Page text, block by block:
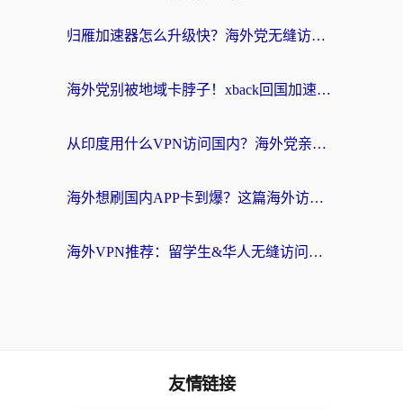
归雁加速器怎么升级快？海外党无缝访问国内资源的全攻略（附免费VPN推荐Dcard热门款）
海外党别被地域卡脖子！xback回国加速器选择全攻略，轻松刷剧玩国服
从印度用什么VPN访问国内？海外党亲测的无缝回国上网指南
海外想刷国内APP卡到爆？这篇海外访问国内服务器加速指南帮你解决所有问题
海外VPN推荐：留学生&华人无缝访问国内资源的避坑指南
友情链接